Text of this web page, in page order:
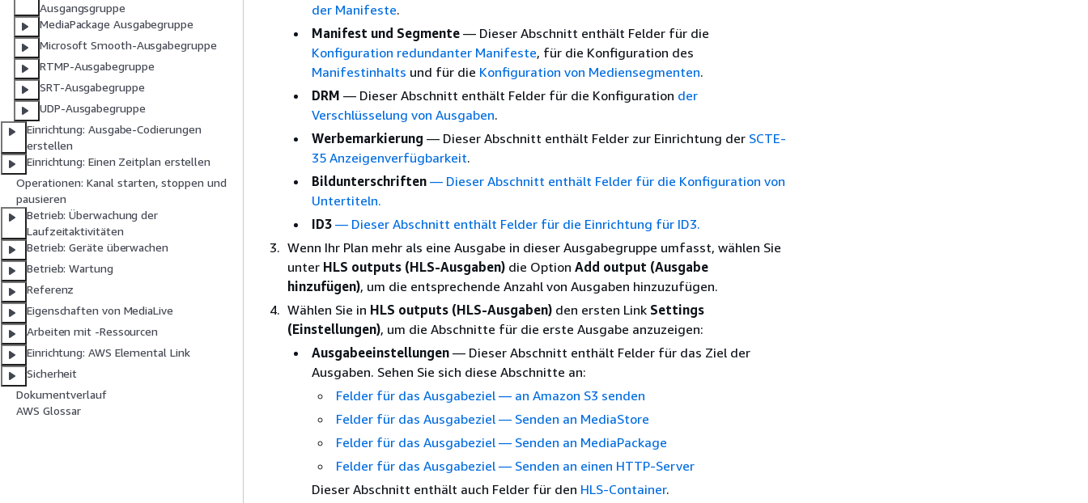
Ausgangsgruppe
MediaPackage Ausgabegruppe
Microsoft Smooth-Ausgabegruppe
RTMP-Ausgabegruppe
SRT-Ausgabegruppe
UDP-Ausgabegruppe
Einrichtung: Ausgabe-Codierungen
erstellen
Einrichtung: Einen Zeitplan erstellen
Operationen: Kanal starten, stoppen und
pausieren
Betrieb: Überwachung der
Laufzeitaktivitäten
Betrieb: Geräte überwachen
Betrieb: Wartung
Referenz
Eigenschaften von MediaLive
Arbeiten mit -Ressourcen
Einrichtung: AWS Elemental Link
Sicherheit
Dokumentverlauf
AWS Glossar
der Manifeste.
Manifest und Segmente — Dieser Abschnitt enthält Felder für die
Konfiguration redundanter Manifeste, für die Konfiguration des
Manifestinhalts und für die Konfiguration von Mediensegmenten.
DRM — Dieser Abschnitt enthält Felder für die Konfiguration der
Verschlüsselung von Ausgaben.
Werbemarkierung — Dieser Abschnitt enthält Felder zur Einrichtung der SCTE-
35 Anzeigenverfügbarkeit.
Bildunterschriften — Dieser Abschnitt enthält Felder für die Konfiguration von
Untertiteln.
ID3 — Dieser Abschnitt enthält Felder für die Einrichtung für ID3.
Wenn Ihr Plan mehr als eine Ausgabe in dieser Ausgabegruppe umfasst, wählen Sie
unter HLS outputs (HLS-Ausgaben) die Option Add output (Ausgabe
hinzufügen), um die entsprechende Anzahl von Ausgaben hinzuzufügen.
Wählen Sie in HLS outputs (HLS-Ausgaben) den ersten Link Settings
(Einstellungen), um die Abschnitte für die erste Ausgabe anzuzeigen:
Ausgabeeinstellungen — Dieser Abschnitt enthält Felder für das Ziel der
Ausgaben. Sehen Sie sich diese Abschnitte an:
Felder für das Ausgabeziel — an Amazon S3 senden
Felder für das Ausgabeziel — Senden an MediaStore
Felder für das Ausgabeziel — Senden an MediaPackage
Felder für das Ausgabeziel — Senden an einen HTTP-Server
Dieser Abschnitt enthält auch Felder für den HLS-Container.